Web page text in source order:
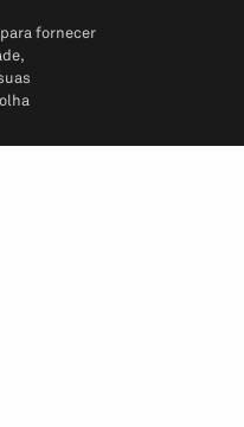
fornecer